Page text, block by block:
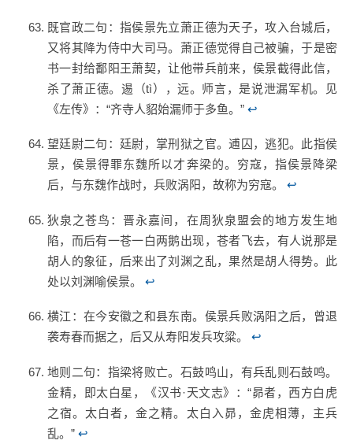
既官政二句：指侯景先立萧正德为天子，攻入台城后，
又将其降为侍中大司马。萧正德觉得自己被骗，于是密
书一封给鄱阳王萧契，让他带兵前来，侯景截得此信，
杀了萧正德。逷（tì），远。师言，是说泄漏军机。见
《左传》：“齐寺人貂始漏师于多鱼。” ↩
望廷尉二句：廷尉，掌刑狱之官。逋囚，逃犯。此指侯
景，侯景得罪东魏所以才奔梁的。穷寇，指侯景降梁
后，与东魏作战时，兵败涡阳，故称为穷寇。 ↩
狄泉之苍鸟：晋永嘉间，在周狄泉盟会的地方发生地
陷，而后有一苍一白两鹅出现，苍者飞去，有人说那是
胡人的象征，后来出了刘渊之乱，果然是胡人得势。此
处以刘渊喻侯景。 ↩
横江：在今安徽之和县东南。侯景兵败涡阳之后，曾退
袭寿春而据之，后又从寿阳发兵攻粱。 ↩
地则二句：指梁将败亡。石鼓鸣山，有兵乱则石鼓鸣。
金精，即太白星，《汉书·天文志》：“昴者，西方白虎
之宿。太白者，金之精。太白入昴，金虎相薄，主兵
乱。” ↩